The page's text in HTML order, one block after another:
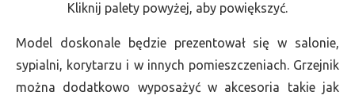
Kliknij palety powyżej, aby powiększyć.
Model doskonale będzie prezentował się w salonie,
sypialni, korytarzu i w innych pomieszczeniach. Grzejnik
można dodatkowo wyposażyć w akcesoria takie jak